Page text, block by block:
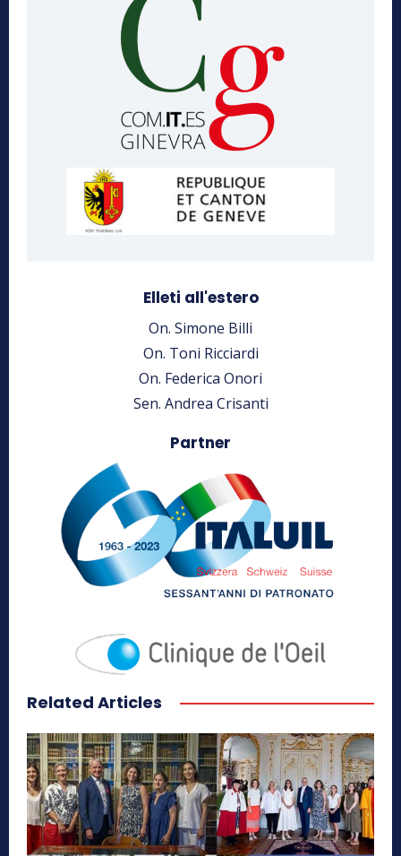
Elleti all'estero
On. Simone Billi
On. Toni Ricciardi
On. Federica Onori
Sen. Andrea Crisanti
Partner
Related Articles